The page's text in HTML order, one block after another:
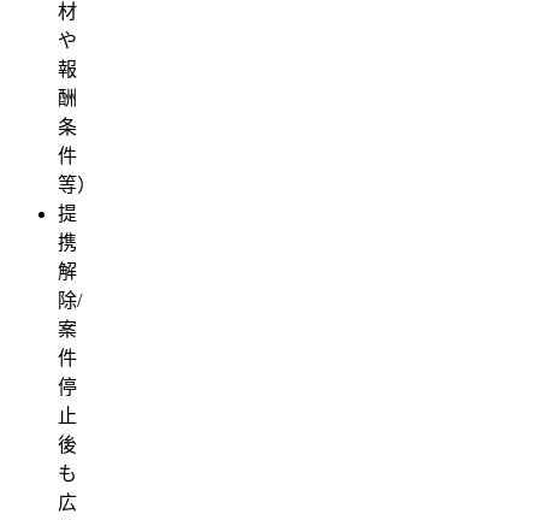
材
や
報
酬
条
件
等）
提
携
解
除/
案
件
停
止
後
も
広